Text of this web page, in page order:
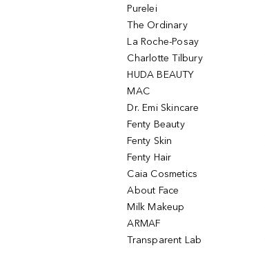
Purelei
The Ordinary
La Roche-Posay
Charlotte Tilbury
HUDA BEAUTY
MAC
Dr. Emi Skincare
Fenty Beauty
Fenty Skin
Fenty Hair
Caia Cosmetics
About Face
Milk Makeup
ARMAF
Transparent Lab